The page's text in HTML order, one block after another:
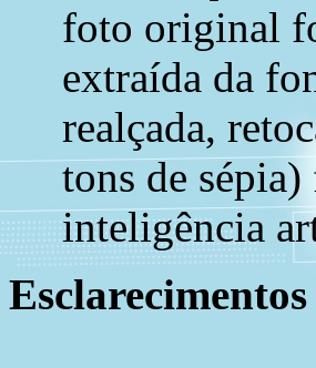
foto original
extraída da
realçada,
tons de
inteligência